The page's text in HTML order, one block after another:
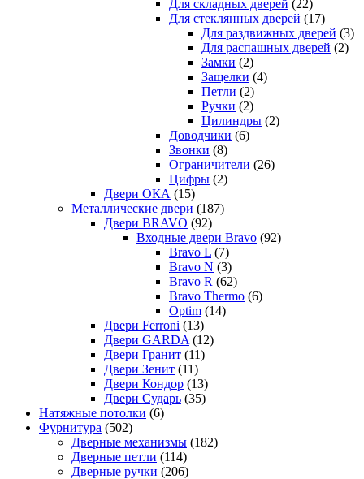
Для складных дверей (22)
Для стеклянных дверей (17)
Для раздвижных дверей (3)
Для распашных дверей (2)
Замки (2)
Защелки (4)
Петли (2)
Ручки (2)
Цилиндры (2)
Доводчики (6)
Звонки (8)
Ограничители (26)
Цифры (2)
Двери ОКА (15)
Металлические двери (187)
Двери BRAVO (92)
Входные двери Bravo (92)
Bravo L (7)
Bravo N (3)
Bravo R (62)
Bravo Thermo (6)
Optim (14)
Двери Ferroni (13)
Двери GARDA (12)
Двери Гранит (11)
Двери Зенит (11)
Двери Кондор (13)
Двери Сударь (35)
Натяжные потолки (6)
Фурнитура (502)
Дверные механизмы (182)
Дверные петли (114)
Дверные ручки (206)